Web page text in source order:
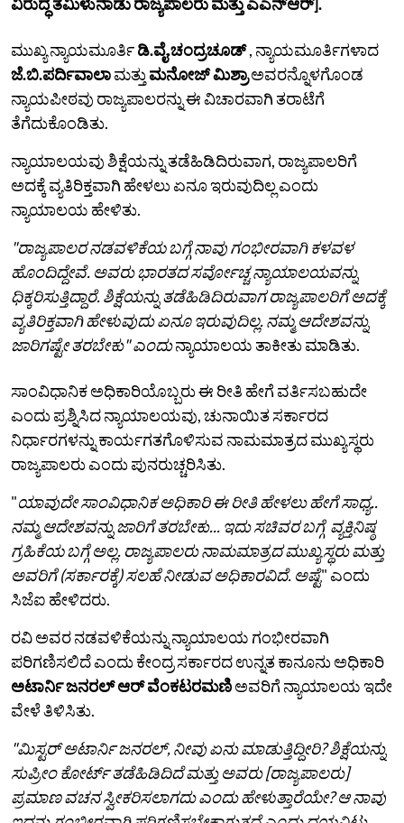
ಮುಖ್ಯ ನ್ಯಾಯಮೂರ್ತಿಡಿ.ವೈ.ಚಂದ್ರಚೂಡ್, ನ್ಯಾಯಮೂರ್ತಿಗಳಾದ
ಜೆ.ಬಿ.ಪರ್ದಿವಾಲಾಮತ್ತು ಮನೋಜ್ ಮಿಶ್ರಾಅವರನ್ನೊಳಗೊಂಡ
ನ್ಯಾಯಪೀಠವು ರಾಜ್ಯಪಾಲರನ್ನು ಈ ವಿಚಾರವಾಗಿ ತರಾಟೆಗೆ
ತೆಗೆದುಕೊಂಡಿತು.
ನ್ಯಾಯಾಲಯವು ಶಿಕ್ಷೆಯನ್ನು ತಡೆಹಿಡಿದಿರುವಾಗ, ರಾಜ್ಯಪಾಲರಿಗೆ
ಅದಕ್ಕೆ ವ್ಯತಿರಿಕ್ತವಾಗಿ ಹೇಳಲು ಏನೂ ಇರುವುದಿಲ್ಲ ಎಂದು
ನ್ಯಾಯಾಲಯ ಹೇಳಿತು.
"ರಾಜ್ಯಪಾಲರ ನಡವಳಿಕೆಯ ಬಗ್ಗೆ ನಾವು ಗಂಭೀರವಾಗಿ ಕಳವಳ
ಹೊಂದಿದ್ದೇವೆ. ಅವರು ಭಾರತದ ಸರ್ವೋಚ್ಚ ನ್ಯಾಯಾಲಯವನ್ನು
ಧಿಕ್ಕರಿಸುತ್ತಿದ್ದಾರೆ. ಶಿಕ್ಷೆಯನ್ನು ತಡೆಹಿಡಿದಿರುವಾಗ ರಾಜ್ಯಪಾಲರಿಗೆ ಅದಕ್ಕೆ
ವ್ಯತಿರಿಕ್ತವಾಗಿ ಹೇಳುವುದು ಏನೂ ಇರುವುದಿಲ್ಲ. ನಮ್ಮ ಆದೇಶವನ್ನು
ಜಾರಿಗಷ್ಟೇ ತರಬೇಕು" ಎಂದುನ್ಯಾಯಾಲಯ ತಾಕೀತು ಮಾಡಿತು.
ಸಾಂವಿಧಾನಿಕ ಅಧಿಕಾರಿಯೊಬ್ಬರು ಈ ರೀತಿ ಹೇಗೆ ವರ್ತಿಸಬಹುದೇ
ಎಂದು ಪ್ರಶ್ನಿಸಿದ ನ್ಯಾಯಾಲಯವು, ಚುನಾಯಿತ ಸರ್ಕಾರದ
ನಿರ್ಧಾರಗಳನ್ನು ಕಾರ್ಯಗತಗೊಳಿಸುವ ನಾಮಮಾತ್ರದ ಮುಖ್ಯಸ್ಥರು
ರಾಜ್ಯಪಾಲರು ಎಂದು ಪುನರುಚ್ಚರಿಸಿತು.
"ಯಾವುದೇ ಸಾಂವಿಧಾನಿಕ ಅಧಿಕಾರಿ ಈ ರೀತಿ ಹೇಳಲು ಹೇಗೆ ಸಾಧ್ಯ..
ನಮ್ಮ ಆದೇಶವನ್ನು ಜಾರಿಗೆ ತರಬೇಕು... ಇದು ಸಚಿವರ ಬಗ್ಗೆ ವ್ಯಕ್ತಿನಿಷ್ಠ
ಗ್ರಹಿಕೆಯ ಬಗ್ಗೆ ಅಲ್ಲ. ರಾಜ್ಯಪಾಲರು ನಾಮಮಾತ್ರದ ಮುಖ್ಯಸ್ಥರು ಮತ್ತು
ಅವರಿಗೆ (ಸರ್ಕಾರಕ್ಕೆ) ಸಲಹೆ ನೀಡುವ ಅಧಿಕಾರವಿದೆ. ಅಷ್ಟೆ" ಎಂದು
ಸಿಜೆಐ ಹೇಳಿದರು.
ರವಿ ಅವರ ನಡವಳಿಕೆಯನ್ನು ನ್ಯಾಯಾಲಯ ಗಂಭೀರವಾಗಿ
ಪರಿಗಣಿಸಲಿದೆ ಎಂದು ಕೇಂದ್ರ ಸರ್ಕಾರದ ಉನ್ನತ ಕಾನೂನು ಅಧಿಕಾರಿ
ಅಟಾರ್ನಿ ಜನರಲ್ ಆರ್ ವೆಂಕಟರಮಣಿಅವರಿಗೆ ನ್ಯಾಯಾಲಯ ಇದೇ
ವೇಳೆ ತಿಳಿಸಿತು.
"ಮಿಸ್ಟರ್ ಅಟಾರ್ನಿ ಜನರಲ್, ನೀವು ಏನು ಮಾಡುತ್ತಿದ್ದೀರಿ? ಶಿಕ್ಷೆಯನ್ನು
ಸುಪ್ರೀಂ ಕೋರ್ಟ್ ತಡೆಹಿಡಿದಿದೆ ಮತ್ತು ಅವರು [ರಾಜ್ಯಪಾಲರು]
ಪ್ರಮಾಣ ವಚನ ಸ್ವೀಕರಿಸಲಾಗದು ಎಂದು ಹೇಳುತ್ತಾರೆಯೇ? ಆ ನಾವು